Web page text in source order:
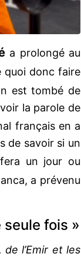
a prolongé au
quoi donc faire
est tombé de
la parole de
français en a
de savoir si un
un jour ou
a prévenu
seule fois »
l’Emir et les